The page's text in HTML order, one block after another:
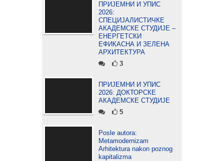
ПРИЈЕМНИ И УПИС
2026:
СПЕЦИЈАЛИСТИЧКЕ
АКАДЕМСКЕ СТУДИЈЕ –
ЕНЕРГЕТСКИ
ЕФИКАСНА И ЗЕЛЕНА
АРХИТЕКТУРА
3
ПРИЈЕМНИ И УПИС
2026: ДОКТОРСКЕ
АКАДЕМСКЕ СТУДИЈЕ
5
Posle autora:
Metamodernizam
Arhitektura nakon poznog
kapitalizma